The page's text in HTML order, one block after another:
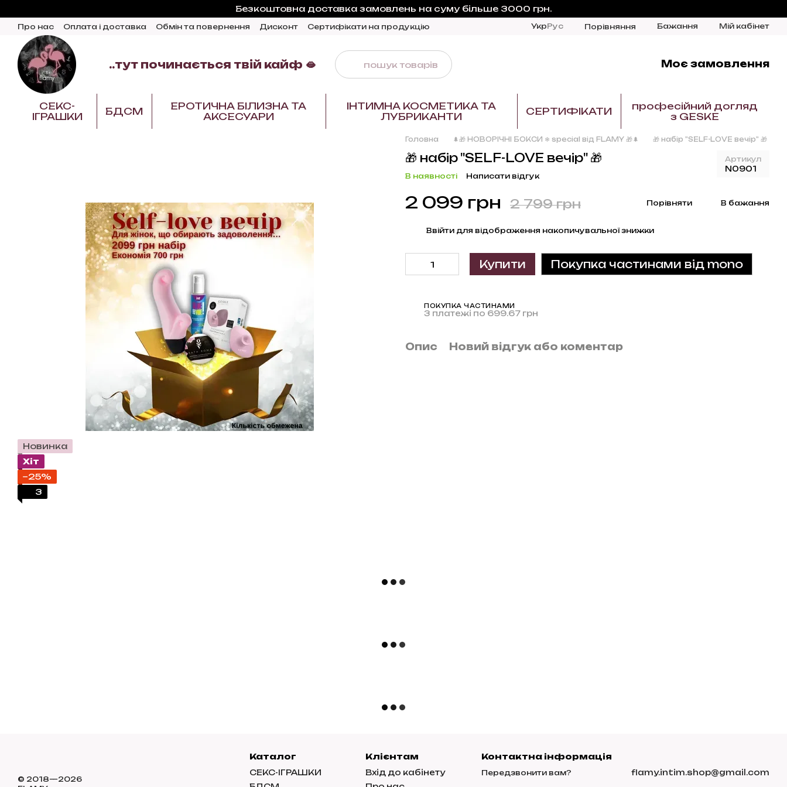
Безкоштовна доставка замовлень на суму більше 3000 грн.
Про нас Оплата і доставка Обмін та повернення Дисконт
Сертифікати на продукцію
Відгуки про магазин
УкрРус Порівняння Бажання Мій кабінет
..тут починається твій кайф 🫦 Моє замовлення
СЕКС-
ІГРАШКИ
БДСМ
ЕРОТИЧНА БІЛИЗНА ТА
АКСЕСУАРИ
ІНТИМНА КОСМЕТИКА ТА
ЛУБРИКАНТИ
СЕРТИФІКАТИ
професійний догляд
з GESKE
Новинка
Хіт
−25%
3
Головна 🌲🎁 НОВОРІЧНІ БОКСИ ❄ special від FLAMY 🎁🌲 🎁 набір "SELF-LOVE вечір" 🎁
🎁 набір "SELF-LOVE вечір" 🎁 Артикул
N0901
В наявності Написати відгук
2 099 грн 2 799 грн Порівняти В бажання
Ввійти для відображення накопичувальної знижки
Купити Покупка частинами від mono
ПОКУПКА ЧАСТИНАМИ
3 платежі по 699.67 грн
Опис Новий відгук або коментар
© 2018—2026
Каталог
СЕКС-ІГРАШКИ
Клієнтам
Вхід до кабінету
Контактна інформація
Передзвонити вам? flamy.intim.shop@gmail.com